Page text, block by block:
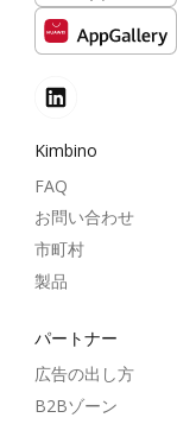
Kimbino
FAQ
お問い合わせ
市町村
製品
パートナー
広告の出し方
B2Bゾーン